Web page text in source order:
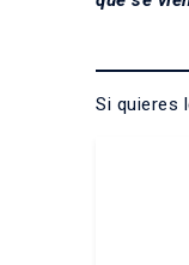
Si quieres